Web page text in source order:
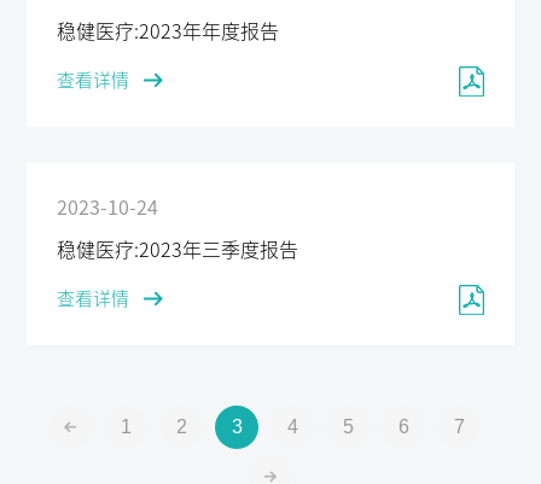
稳健医疗:2023年年度报告
查看详情
2023-10-24
稳健医疗:2023年三季度报告
查看详情
1 2 3 4 5 6 7